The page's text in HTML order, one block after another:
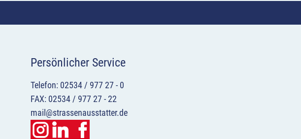
Persönlicher Service
Telefon: 02534 / 977 27 - 0
FAX: 02534 / 977 27 - 22
mail@strassenausstatter.de